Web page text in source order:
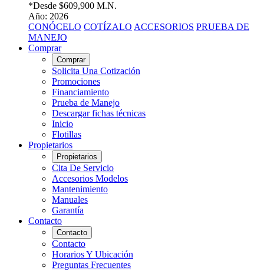
*Desde $609,900 M.N.
Año: 2026
CONÓCELO COTÍZALO ACCESORIOS PRUEBA DE
MANEJO
Comprar
Comprar
Solicita Una Cotización
Promociones
Financiamiento
Prueba de Manejo
Descargar fichas técnicas
Inicio
Flotillas
Propietarios
Propietarios
Cita De Servicio
Accesorios Modelos
Mantenimiento
Manuales
Garantía
Contacto
Contacto
Contacto
Horarios Y Ubicación
Preguntas Frecuentes